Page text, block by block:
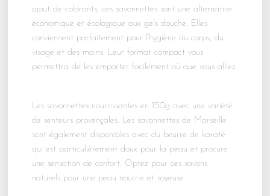
ajout de colorants, ces savonnettes sont une alternative
économique et écologique aux gels douche. Elles
conviennent parfaitement pour l’hygiène du corps, du
visage et des mains. Leur format compact vous
permettra de les emporter facilement où que vous alliez.
Les savonnettes nourrissantes en 150g avec une variété
de senteurs provençales. Les savonnettes de Marseille
sont également disponibles avec du beurre de karaté
qui est particulièrement doux pour la peau et procure
une sensation de confort. Optez pour ces savons
naturels pour une peau nourrie et soyeuse.